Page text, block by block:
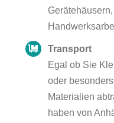
Transport
Egal ob Sie
oder
Materialien
haben von